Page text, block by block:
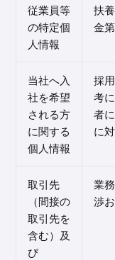
従業員等
の特定個
人情報
扶
金
当社へ入
社を希望
される方
に関する
個人情報
採
考
者
に
取引先
（間接の
取引先を
含む）及
び
業
渉